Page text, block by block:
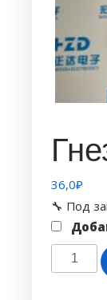
36,0₽
🔧 Под
товара